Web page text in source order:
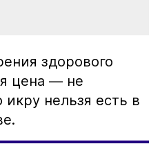
здорового
цена — не
нельзя есть в